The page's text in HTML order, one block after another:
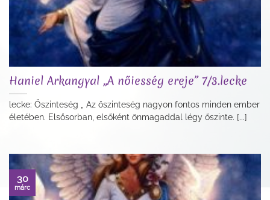
Haniel Arkangyal „A nőiesség ereje” 7/3.lecke
lecke: Őszinteség „ Az őszinteség nagyon fontos minden ember
életében. Elsősorban, elsőként önmagaddal légy őszinte. [...]
30
márc